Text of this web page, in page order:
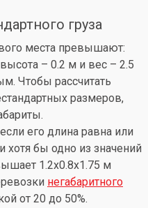
груза
места превышают:
– 0.2 м и вес – 2.5
Чтобы рассчитать
размеров,
его длина равна или
хотя бы одно из значений
1.2x0.8x1.75 м
негабаритного
от 20 до 50%.